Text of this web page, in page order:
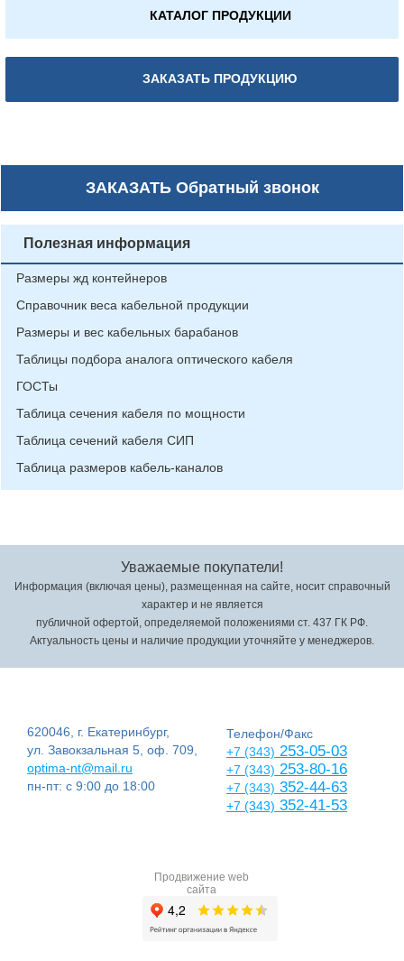
КАТАЛОГ ПРОДУКЦИИ
ЗАКАЗАТЬ ПРОДУКЦИЮ
ЗАКАЗАТЬОбратный звонок
Полезная информация
Размеры жд контейнеров
Справочник веса кабельной продукции
Размеры и вес кабельных барабанов
Таблицы подбора аналога оптического кабеля
ГОСТы
Таблица сечения кабеля по мощности
Таблица сечений кабеля СИП
Таблица размеров кабель-каналов
Уважаемые покупатели!
Информация (включая цены), размещенная на сайте, носит справочный
характер и не является
публичной офертой, определяемой положениями ст. 437 ГК РФ.
Актуальность цены и наличие продукции уточняйте у менеджеров.
620046, г. Екатеринбург,
ул. Завокзальная 5, оф. 709,
optima-nt@mail.ru
пн-пт: с 9:00 до 18:00
Телефон/Факс
+7 (343) 253-05-03
+7 (343) 253-80-16
+7 (343) 352-44-63
+7 (343) 352-41-53
Продвижение web
сайта